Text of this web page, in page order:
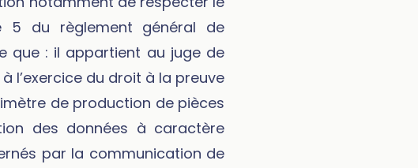
5 du règlement général de
que : il appartient au juge de
l’exercice du droit à la preuve
de production de pièces
des données à caractère
par la communication de